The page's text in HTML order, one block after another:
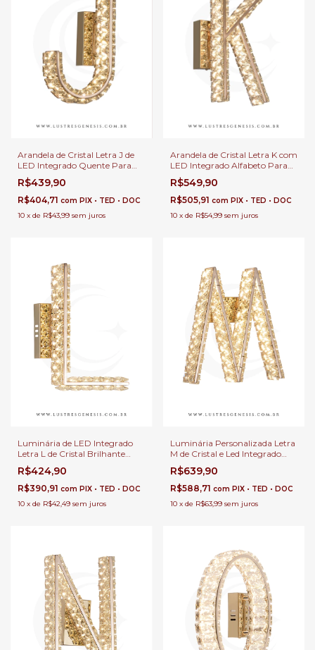
Arandela de Cristal Letra J de
LED Integrado Quente Para
Cabeceira de Cama, Quarto
Infantil e Corredor
R$439,90
R$404,71 com PIX • TED • DOC
10 x de R$43,99 sem juros
Arandela de Cristal Letra K com
LED Integrado Alfabeto Para
Parede, Corredor, Cabeceira de
Cama e Quartos
R$549,90
R$505,91 com PIX • TED • DOC
10 x de R$54,99 sem juros
Luminária de LED Integrado
Letra L de Cristal Brilhante
Para Parede e Decoração
Personalizada para
Apartamento
R$424,90
R$390,91 com PIX • TED • DOC
10 x de R$42,49 sem juros
Luminária Personalizada Letra
M de Cristal e Led Integrado
Para decoração de Fetsa,
Cabeceira de Cama e Quartos
Infantil
R$639,90
R$588,71 com PIX • TED • DOC
10 x de R$63,99 sem juros